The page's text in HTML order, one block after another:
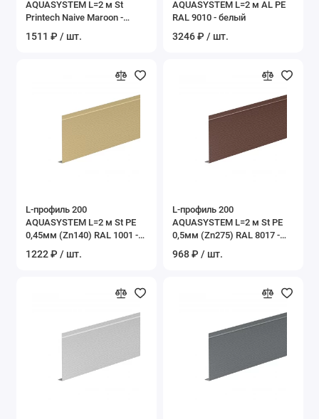
AQUASYSTEM L=2 м St
Printech Naive Maroon -
1511 ₽ / шт.
AQUASYSTEM L=2 м AL PE
RAL 9010 - белый
3246 ₽ / шт.
L-профиль 200
AQUASYSTEM L=2 м St PE
0,45мм (Zn140) RAL 1001 -
1222 ₽ / шт.
L-профиль 200
AQUASYSTEM L=2 м St PE
0,5мм (Zn275) RAL 8017 -
968 ₽ / шт.